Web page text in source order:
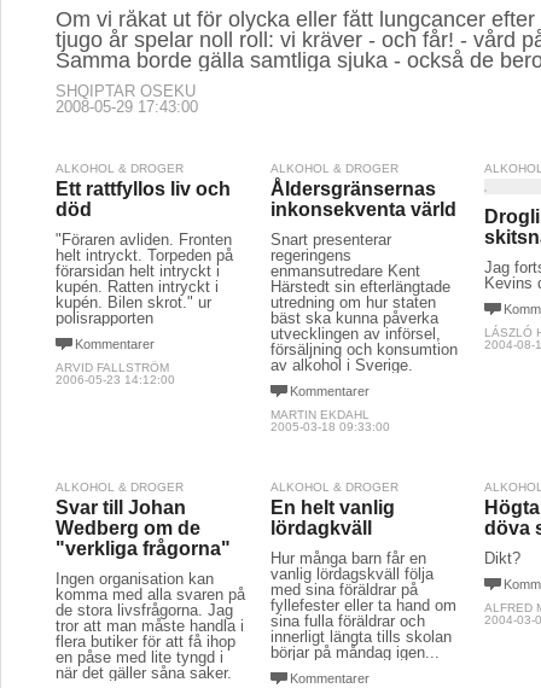
Om vi råkat ut för olycka eller fått lungcancer
tjugo år spelar noll roll: vi kräver - och får! - vård
Samma borde gälla samtliga sjuka - också de
SHQIPTAR OSEKU
2008-05-29 17:43:00
ALKOHOL & DROGER
Ett rattfyllos liv och
död
"Föraren avliden. Fronten
helt intryckt. Torpeden på
förarsidan helt intryckt i
kupén. Ratten intryckt i
kupén. Bilen skrot." ur
polisrapporten
Kommentarer
ARVID FALLSTRÖM
2006-05-23 14:12:00
ALKOHOL & DROGER
Åldersgränsernas
inkonsekventa värld
Snart presenterar
regeringens
enmansutredare Kent
Härstedt sin efterlängtade
utredning om hur staten
bäst ska kunna påverka
utvecklingen av införsel,
försäljning och konsumtion
av alkohol i Sverige.
Kommentarer
MARTIN EKDAHL
2005-03-18 09:33:00
Jag
Kevins
LÁSZLÓ
2004-08-
ALKOHOL & DROGER
Svar till Johan
Wedberg om de
"verkliga frågorna"
Ingen organisation kan
komma med alla svaren på
de stora livsfrågorna. Jag
tror att man måste handla i
flera butiker för att få ihop
en påse med lite tyngd i
när det gäller såna saker.
ALKOHOL & DROGER
En helt vanlig
lördagkväll
Hur många barn får en
vanlig lördagskväll följa
med sina föräldrar på
fyllefester eller ta hand om
sina fulla föräldrar och
innerligt längta tills skolan
börjar på måndag igen...
Kommentarer
döva
Dikt?
ALFRED
2004-03-